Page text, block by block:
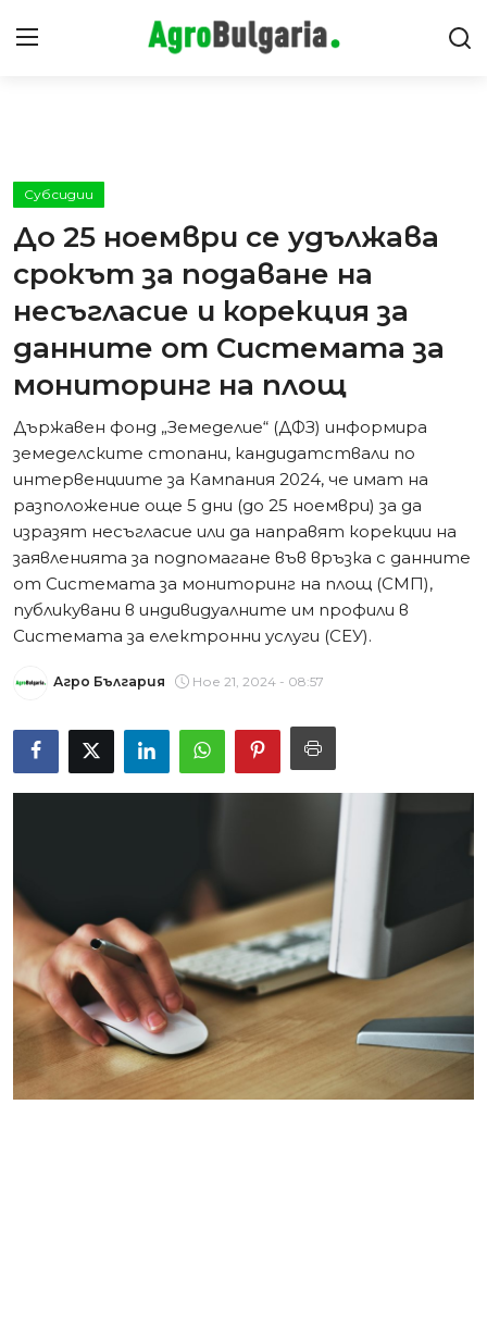
Интервюта
Предавания
Съвети
Субсидии
До 25 ноември се удължава
срокът за подаване на
несъгласие и корекция за
данните от Системата за
мониторинг на площ
Държавен фонд „Земеделие“ (ДФЗ) информира
земеделските стопани, кандидатствали по
интервенциите за Кампания 2024, че имат на
разположение още 5 дни (до 25 ноември) за да
изразят несъгласие или да направят корекции на
заявленията за подпомагане във връзка с данните
от Системата за мониторинг на площ (СМП),
публикувани в индивидуалните им профили в
Системата за електронни услуги (СЕУ).
Агро България Ное 21, 2024 - 08:57